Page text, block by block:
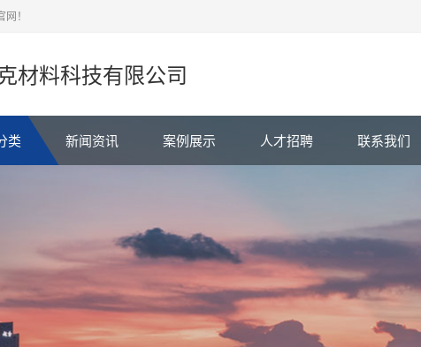
！
材料科技有限公司
类 新闻资讯 案例展示 人才招聘 联系我们